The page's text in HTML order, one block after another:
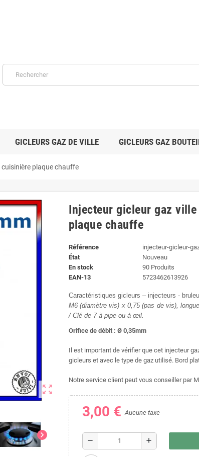
GICLEURS GAZ DE VILLE GICLEURS GAZ
plaque chauffe
zoom_out_map
chevron_right
Injecteur gicleur gaz
plaque chauffe
Référence
injecteur-gicleur-
État
Nouveau
En stock
90 Produits
EAN-13
5723462613926
Caractéristiques gicleurs – injecteurs -
M6 (diamètre vis) x 0,75 (pas de vis),
/ Clé de 7 à pipe ou à œil.
Orifice de débit : Ø 0,35mm
Il est important de vérifier que cet injecteur
gicleurs et avec le type de gaz utilisé. Bord
Notre service client peut vous conseiller par
3,00 €Aucune taxe
remove add